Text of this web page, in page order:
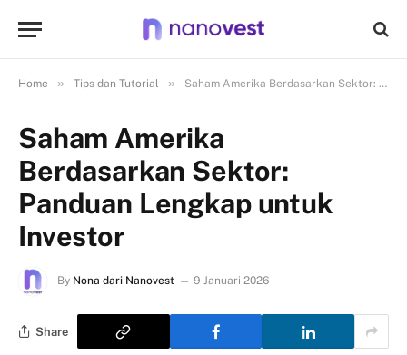
Home » Tips dan Tutorial » Saham Amerika Berdasarkan Sektor: Panduan Lengkap untuk Investor
Saham Amerika
Berdasarkan Sektor:
Panduan Lengkap untuk
Investor
By Nona dari Nanovest 9 Januari 2026
Share